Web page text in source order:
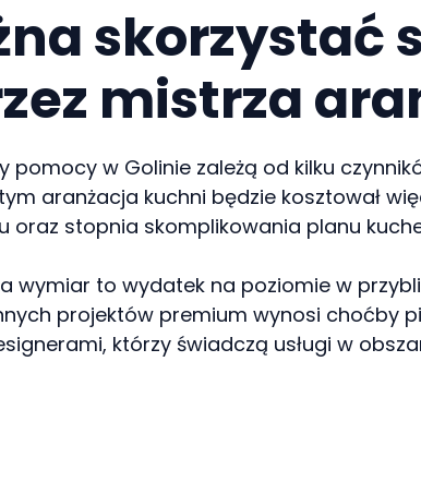
skorzystać
mistrza
pomocy w Golinie zależą od kilku
aranżacja kuchni będzie kosztował
oraz stopnia skomplikowania planu
wymiar to wydatek na poziomie w
projektów premium wynosi
którzy świadczą usługi w